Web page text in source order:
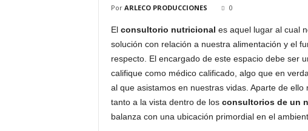
Por ARLECO PRODUCCIONES 0
El consultorio nutricional es aquel lugar al cual
solución con relación a nuestra alimentación y el
respecto. El encargado de este espacio debe ser
califique como médico calificado, algo que en
al que asistamos en nuestras vidas. Aparte de
tanto a la vista dentro de los consultorios de un
balanza con una ubicación primordial en el